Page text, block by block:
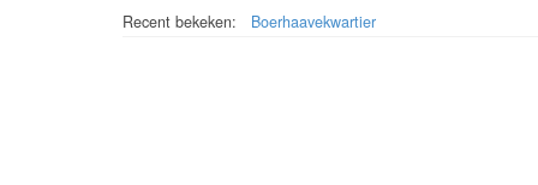
Recent bekeken: Boerhaavekwartier